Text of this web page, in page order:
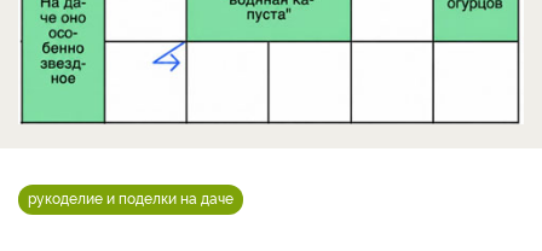
рукоделие и поделки на даче